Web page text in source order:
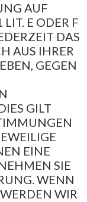
AUF
E ODER F
DAS
AUS IHRER
GEGEN
GILT
EINE
SIE
WENN
WIR